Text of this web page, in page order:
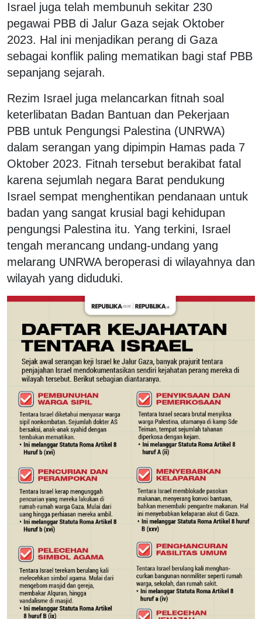
Israel juga telah membunuh sekitar 230
pegawai PBB di Jalur Gaza sejak Oktober
2023. Hal ini menjadikan perang di Gaza
sebagai konflik paling mematikan bagi staf PBB
sepanjang sejarah.
Rezim Israel juga melancarkan fitnah soal
keterlibatan Badan Bantuan dan Pekerjaan
PBB untuk Pengungsi Palestina (UNRWA)
dalam serangan yang dipimpin Hamas pada 7
Oktober 2023. Fitnah tersebut berakibat fatal
karena sejumlah negara Barat pendukung
Israel sempat menghentikan pendanaan untuk
badan yang sangat krusial bagi kehidupan
pengungsi Palestina itu. Yang terkini, Israel
tengah merancang undang-undang yang
melarang UNRWA beroperasi di wilayahnya dan
wilayah yang diduduki.